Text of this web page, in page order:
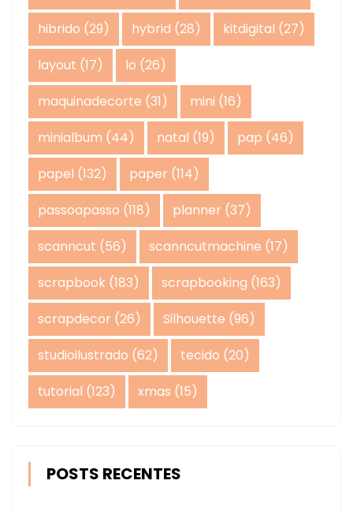
hibrido (29) hybrid (28) kitdigital (27)
layout (17) lo (26)
maquinadecorte (31) mini (16)
minialbum (44) natal (19) pap (46)
papel (132) paper (114)
passoapasso (118) planner (37)
scanncut (56) scanncutmachine (17)
scrapbook (183) scrapbooking (163)
scrapdecor (26) Silhouette (96)
studioilustrado (62) tecido (20)
tutorial (123) xmas (15)
POSTS RECENTES